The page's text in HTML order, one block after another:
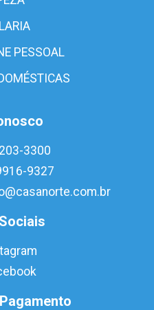
PESSOAL
3300
9327